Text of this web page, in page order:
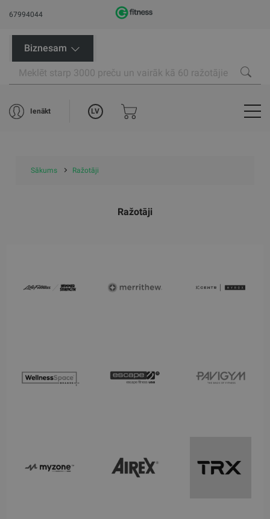
67994044
Biznesam
Ienākt LV
Sākums Ražotāji
Ražotāji